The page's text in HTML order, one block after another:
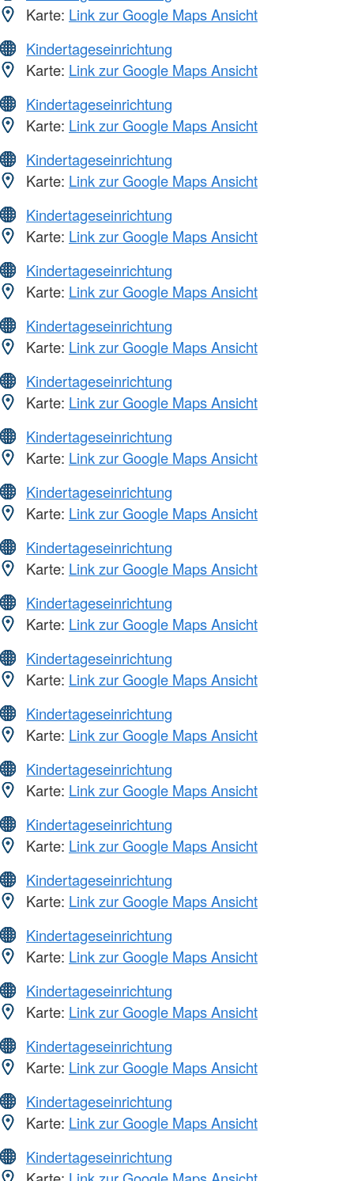
Karte: Link zur Google Maps Ansicht
Kindertageseinrichtung
Karte: Link zur Google Maps Ansicht
Kindertageseinrichtung
Karte: Link zur Google Maps Ansicht
Kindertageseinrichtung
Karte: Link zur Google Maps Ansicht
Kindertageseinrichtung
Karte: Link zur Google Maps Ansicht
Kindertageseinrichtung
Karte: Link zur Google Maps Ansicht
Kindertageseinrichtung
Karte: Link zur Google Maps Ansicht
Kindertageseinrichtung
Karte: Link zur Google Maps Ansicht
Kindertageseinrichtung
Karte: Link zur Google Maps Ansicht
Kindertageseinrichtung
Karte: Link zur Google Maps Ansicht
Kindertageseinrichtung
Karte: Link zur Google Maps Ansicht
Kindertageseinrichtung
Karte: Link zur Google Maps Ansicht
Kindertageseinrichtung
Karte: Link zur Google Maps Ansicht
Kindertageseinrichtung
Karte: Link zur Google Maps Ansicht
Kindertageseinrichtung
Karte: Link zur Google Maps Ansicht
Kindertageseinrichtung
Karte: Link zur Google Maps Ansicht
Kindertageseinrichtung
Karte: Link zur Google Maps Ansicht
Kindertageseinrichtung
Karte: Link zur Google Maps Ansicht
Kindertageseinrichtung
Karte: Link zur Google Maps Ansicht
Kindertageseinrichtung
Karte: Link zur Google Maps Ansicht
Kindertageseinrichtung
Karte: Link zur Google Maps Ansicht
Kindertageseinrichtung